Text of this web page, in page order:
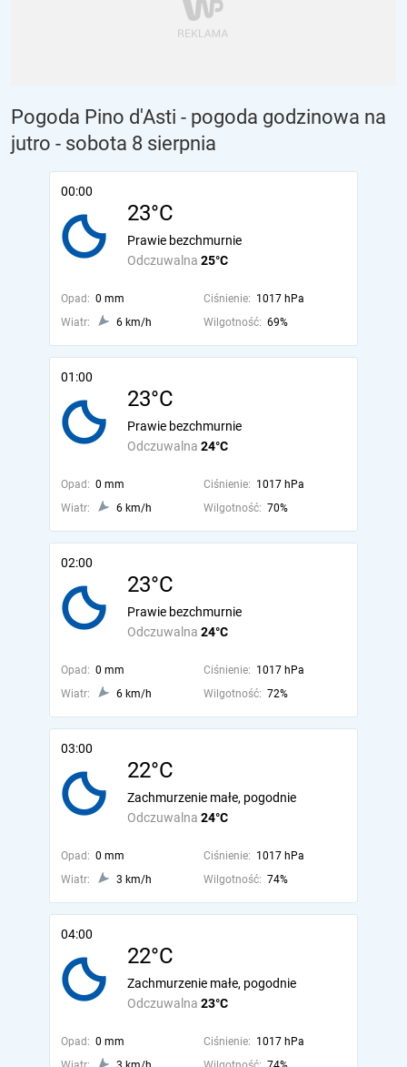
Pogoda Pino d'Asti - pogoda godzinowa na
jutro - sobota 8 sierpnia
00:00
23°C
Odczuwalna 25°C
Prawie bezchmurnie
Opad: 0 mm Ciśnienie: 1017 hPa
Wiatr:
6 km/h Wilgotność: 69%
01:00
23°C
Odczuwalna 24°C
Prawie bezchmurnie
Opad: 0 mm Ciśnienie: 1017 hPa
Wiatr:
6 km/h Wilgotność: 70%
02:00
23°C
Odczuwalna 24°C
Prawie bezchmurnie
Opad: 0 mm Ciśnienie: 1017 hPa
Wiatr:
6 km/h Wilgotność: 72%
03:00
22°C
Odczuwalna 24°C
Zachmurzenie małe, pogodnie
Opad: 0 mm Ciśnienie: 1017 hPa
Wiatr:
3 km/h Wilgotność: 74%
04:00
22°C
Odczuwalna 23°C
Zachmurzenie małe, pogodnie
Opad: 0 mm Ciśnienie: 1017 hPa